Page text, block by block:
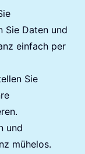
Sie Daten und
einfach per
Sie
und
mühelos.